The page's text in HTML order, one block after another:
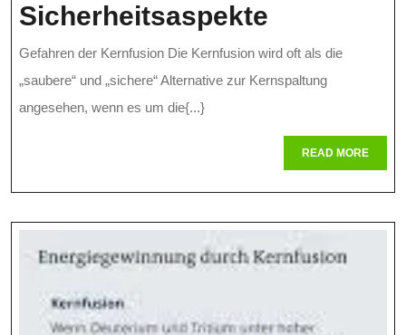
Sicherheitsaspekte
Und
Risiken
Der
Und
Gefahren der Kernfusion Die Kernfusion wird oft als die
„saubere“ und „sichere“ Alternative zur Kernspaltung
angesehen, wenn es um die{...}
READ MOREREAD
MORE